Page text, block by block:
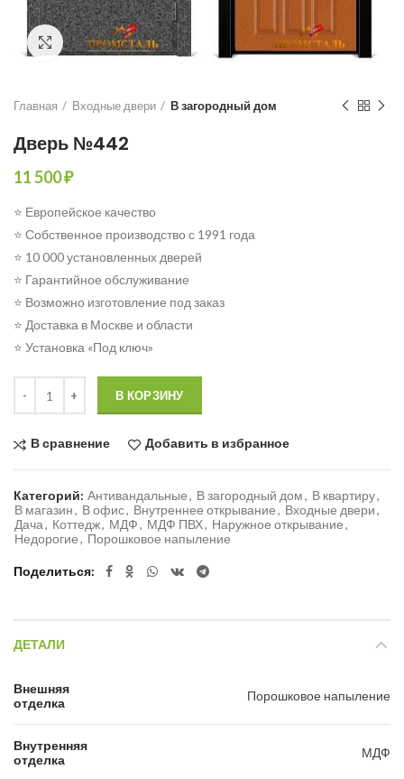
Click to enlarge
Главная Входные двери В загородный дом
Дверь №442
11 500₽
⭐ Европейское качество
⭐ Собственное производство с 1991 года
⭐ 10 000 установленных дверей
⭐ Гарантийное обслуживание
⭐ Возможно изготовление под заказ
⭐ Доставка в Москве и области
⭐ Установка «Под ключ»
В КОРЗИНУ
В сравнение Добавить в избранное
Категорий: Антивандальные, В загородный дом, В квартиру,
В магазин, В офис, Внутреннее открывание, Входные двери,
Дача, Коттедж, МДФ, МДФ ПВХ, Наружное открывание,
Недорогие, Порошковое напыление
Поделиться
ДЕТАЛИ
Внешняя
отделка
Порошковое напыление
Внутренняя
отделка
МДФ